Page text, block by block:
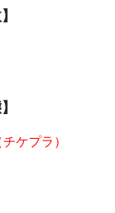
ケプラ）